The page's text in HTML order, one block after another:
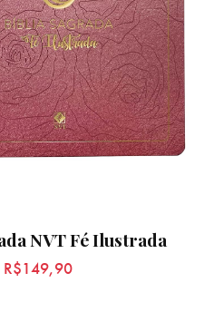
NVT Fé Ilustrada
R$149,90